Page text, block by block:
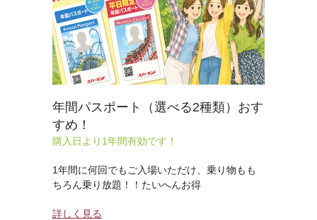
年間パスポート（選べる2種類）おす
すめ！
購入日より1年間有効です！
1年間に何回でもご入場いただけ、乗り物もも
ちろん乗り放題！！たいへんお得
詳しく見る